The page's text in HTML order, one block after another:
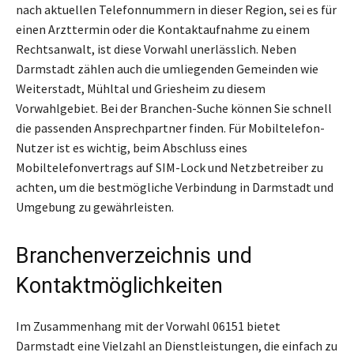
nach aktuellen Telefonnummern in dieser Region, sei es für
einen Arzttermin oder die Kontaktaufnahme zu einem
Rechtsanwalt, ist diese Vorwahl unerlässlich. Neben
Darmstadt zählen auch die umliegenden Gemeinden wie
Weiterstadt, Mühltal und Griesheim zu diesem
Vorwahlgebiet. Bei der Branchen-Suche können Sie schnell
die passenden Ansprechpartner finden. Für Mobiltelefon-
Nutzer ist es wichtig, beim Abschluss eines
Mobiltelefonvertrags auf SIM-Lock und Netzbetreiber zu
achten, um die bestmögliche Verbindung in Darmstadt und
Umgebung zu gewährleisten.
Branchenverzeichnis und
Kontaktmöglichkeiten
Im Zusammenhang mit der Vorwahl 06151 bietet
Darmstadt eine Vielzahl an Dienstleistungen, die einfach zu